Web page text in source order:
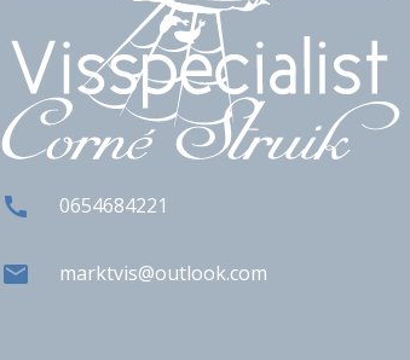
0654684221
marktvis@outlook.com